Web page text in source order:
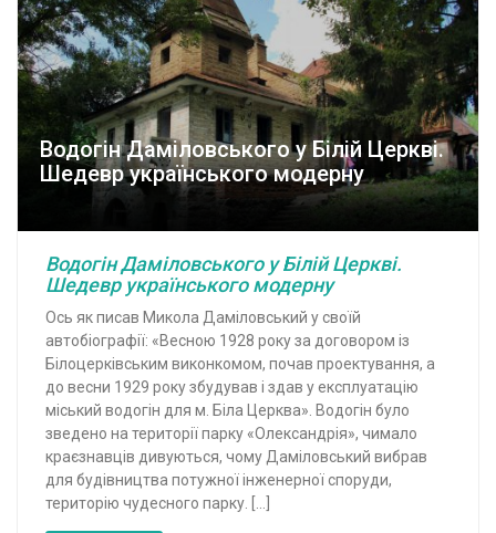
Водогін Даміловського у Білій Церкві.
Шедевр українського модерну
Водогін Даміловського у Білій Церкві.
Шедевр українського модерну
Ось як писав Микола Даміловський у своїй
автобіографії: «Весною 1928 року за договором із
Білоцерківським виконкомом, почав проектування, а
до весни 1929 року збудував і здав у експлуатацію
міський водогін для м. Біла Церква». Водогін було
зведено на території парку «Олександрія», чимало
краєзнавців дивуються, чому Даміловський вибрав
для будівництва потужної інженерної споруди,
територію чудесного парку. […]